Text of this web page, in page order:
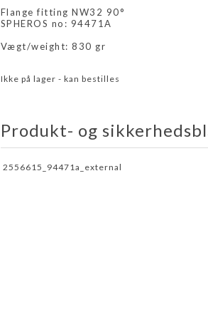
Flange fitting NW32 90°
SPHEROS no: 94471A
Vægt/weight: 830 gr
Ikke på lager - kan bestilles
Produkt- og
2556615_94471a_external